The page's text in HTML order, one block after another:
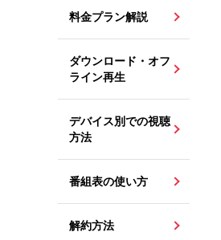
料金プラン解説
ダウンロード・オフ
ライン再生
デバイス別での視聴
方法
番組表の使い方
解約方法